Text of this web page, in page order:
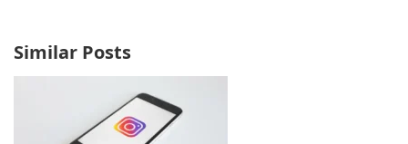
Similar Posts